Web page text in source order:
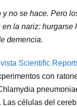
no se hace. Pero
la nariz:
demencia.
Scientific
con
células del